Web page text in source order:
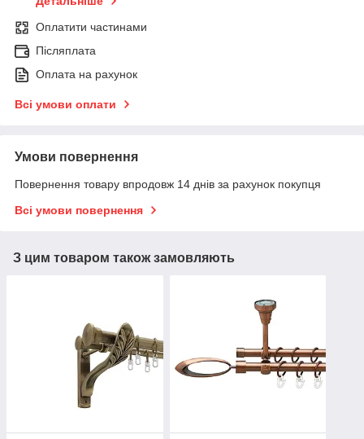
Оплатити частинами
Післяплата
Оплата на рахунок
Всі умови оплати
Умови повернення
Повернення товару впродовж 14 днів за рахунок покупця
Всі умови повернення
З цим товаром також замовляють